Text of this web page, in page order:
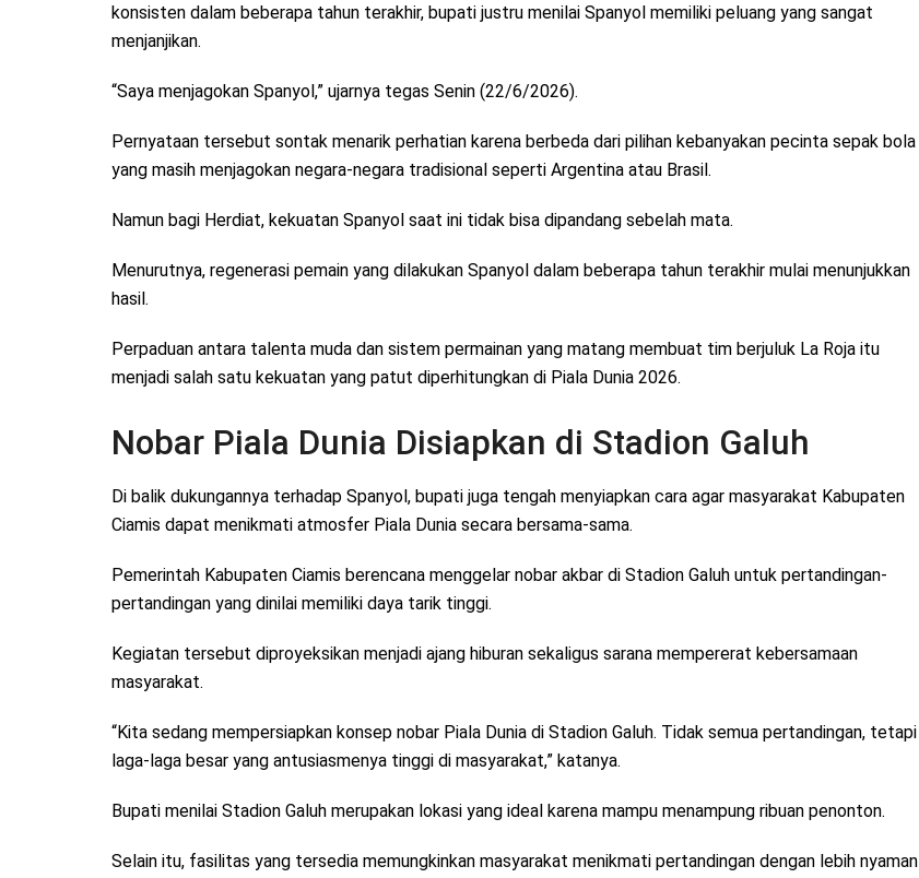
konsisten dalam beberapa tahun terakhir, bupati justru menilai Spanyol memiliki peluang yang sangat
menjanjikan.
“Saya menjagokan Spanyol,” ujarnya tegas Senin (22/6/2026).
Pernyataan tersebut sontak menarik perhatian karena berbeda dari pilihan kebanyakan pecinta sepak bola
yang masih menjagokan negara-negara tradisional seperti Argentina atau Brasil.
Namun bagi Herdiat, kekuatan Spanyol saat ini tidak bisa dipandang sebelah mata.
Menurutnya, regenerasi pemain yang dilakukan Spanyol dalam beberapa tahun terakhir mulai menunjukkan
hasil.
Perpaduan antara talenta muda dan sistem permainan yang matang membuat tim berjuluk La Roja itu
menjadi salah satu kekuatan yang patut diperhitungkan di Piala Dunia 2026.
Nobar Piala Dunia Disiapkan di Stadion Galuh
Di balik dukungannya terhadap Spanyol, bupati juga tengah menyiapkan cara agar masyarakat Kabupaten
Ciamis dapat menikmati atmosfer Piala Dunia secara bersama-sama.
Pemerintah Kabupaten Ciamis berencana menggelar nobar akbar di Stadion Galuh untuk pertandingan-
pertandingan yang dinilai memiliki daya tarik tinggi.
Kegiatan tersebut diproyeksikan menjadi ajang hiburan sekaligus sarana mempererat kebersamaan
masyarakat.
“Kita sedang mempersiapkan konsep nobar Piala Dunia di Stadion Galuh. Tidak semua pertandingan, tetapi
laga-laga besar yang antusiasmenya tinggi di masyarakat,” katanya.
Bupati menilai Stadion Galuh merupakan lokasi yang ideal karena mampu menampung ribuan penonton.
Selain itu, fasilitas yang tersedia memungkinkan masyarakat menikmati pertandingan dengan lebih nyaman